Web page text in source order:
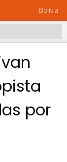
Bolivia
por